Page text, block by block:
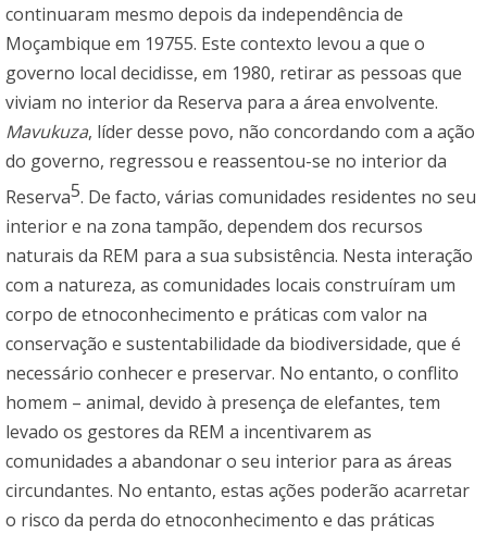
continuaram mesmo depois da independência de
Moçambique em 19755. Este contexto levou a que o
governo local decidisse, em 1980, retirar as pessoas que
viviam no interior da Reserva para a área envolvente.
Mavukuza, líder desse povo, não concordando com a ação
do governo, regressou e reassentou-se no interior da
Reserva5. De facto, várias comunidades residentes no seu
interior e na zona tampão, dependem dos recursos
naturais da REM para a sua subsistência. Nesta interação
com a natureza, as comunidades locais construíram um
corpo de etnoconhecimento e práticas com valor na
conservação e sustentabilidade da biodiversidade, que é
necessário conhecer e preservar. No entanto, o conflito
homem – animal, devido à presença de elefantes, tem
levado os gestores da REM a incentivarem as
comunidades a abandonar o seu interior para as áreas
circundantes. No entanto, estas ações poderão acarretar
o risco da perda do etnoconhecimento e das práticas